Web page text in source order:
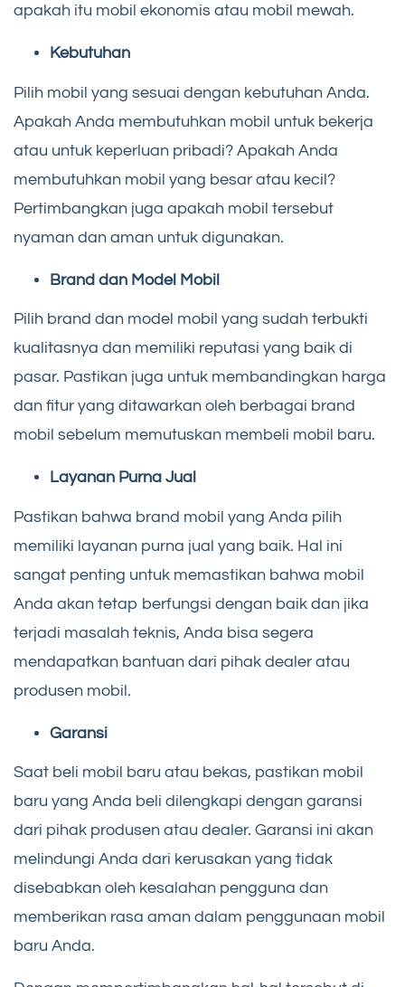
apakah itu mobil ekonomis atau mobil mewah.
Kebutuhan
Pilih mobil yang sesuai dengan kebutuhan Anda.
Apakah Anda membutuhkan mobil untuk bekerja
atau untuk keperluan pribadi? Apakah Anda
membutuhkan mobil yang besar atau kecil?
Pertimbangkan juga apakah mobil tersebut
nyaman dan aman untuk digunakan.
Brand dan Model Mobil
Pilih brand dan model mobil yang sudah terbukti
kualitasnya dan memiliki reputasi yang baik di
pasar. Pastikan juga untuk membandingkan harga
dan fitur yang ditawarkan oleh berbagai brand
mobil sebelum memutuskan membeli mobil baru.
Layanan Purna Jual
Pastikan bahwa brand mobil yang Anda pilih
memiliki layanan purna jual yang baik. Hal ini
sangat penting untuk memastikan bahwa mobil
Anda akan tetap berfungsi dengan baik dan jika
terjadi masalah teknis, Anda bisa segera
mendapatkan bantuan dari pihak dealer atau
produsen mobil.
Garansi
Saat beli mobil baru atau bekas, pastikan mobil
baru yang Anda beli dilengkapi dengan garansi
dari pihak produsen atau dealer. Garansi ini akan
melindungi Anda dari kerusakan yang tidak
disebabkan oleh kesalahan pengguna dan
memberikan rasa aman dalam penggunaan mobil
baru Anda.